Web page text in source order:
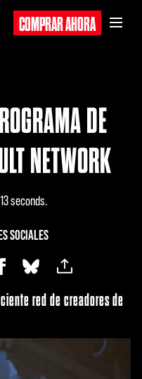
COMPRAR AHORA
DE
NETWORK
seconds
SOCIALES
red de creadores de